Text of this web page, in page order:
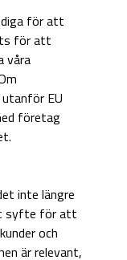
för att
för att
våra
EU
företag
inte längre
syfte för att
och
är relevant,